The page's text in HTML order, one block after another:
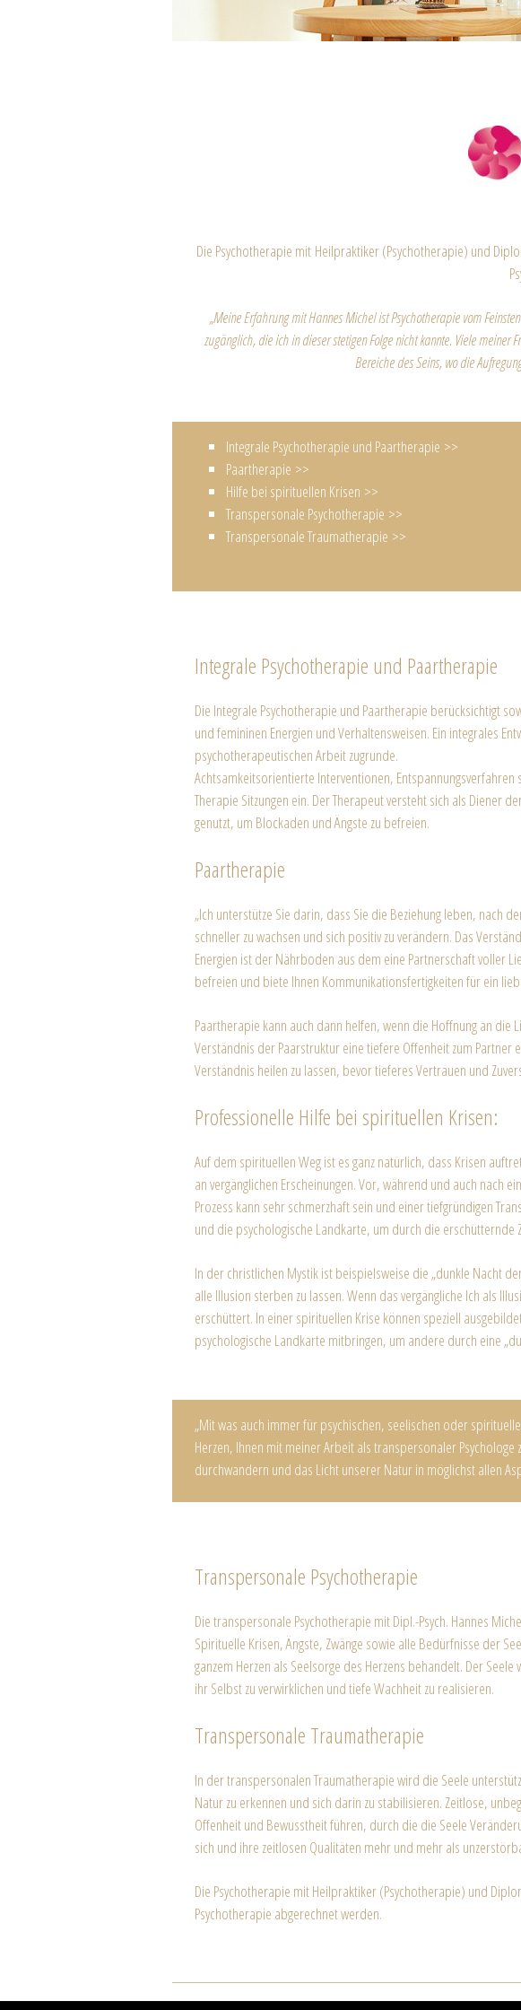
Die Psychotherapie mit Heilpraktiker (Psychotherapie) und
„Meine Erfahrung mit Hannes Michel ist Psychotherapie vom
zugänglich, die ich in dieser stetigen Folge nicht kannte. Viele
Bereiche des Seins, wo die
Integrale Psychotherapie und Paartherapie >>
Paartherapie >>
Hilfe bei spirituellen Krisen >>
Transpersonale Psychotherapie >>
Transpersonale Traumatherapie >>
Integrale Psychotherapie und Paartherapie
Die Integrale Psychotherapie und Paartherapie berücksichtigt
und femininen Energien und Verhaltensweisen. Ein integrales
psychotherapeutischen Arbeit zugrunde.
Achtsamkeitsorientierte Interventionen,
Therapie Sitzungen ein. Der Therapeut versteht sich als Diener
genutzt, um Blockaden und Ängste zu befreien.
Paartherapie
„Ich unterstütze Sie darin, dass Sie die Beziehung leben, nach
schneller zu wachsen und sich positiv zu verändern. Das
Energien ist der Nährboden aus dem eine Partnerschaft voller
befreien und biete Ihnen Kommunikationsfertigkeiten für ein
Paartherapie kann auch dann helfen, wenn die Hoffnung an
Verständnis der Paarstruktur eine tiefere Offenheit zum
Verständnis heilen zu lassen, bevor tieferes Vertrauen und
Professionelle Hilfe bei spirituellen Krisen:
Auf dem spirituellen Weg ist es ganz natürlich, dass Krisen
an vergänglichen Erscheinungen. Vor, während und auch nach
Prozess kann sehr schmerzhaft sein und einer tiefgründigen
und die psychologische Landkarte, um durch die erschütternde
In der christlichen Mystik ist beispielsweise die „dunkle Nacht
alle Illusion sterben zu lassen. Wenn das vergängliche Ich als
erschüttert. In einer spirituellen Krise können speziell
psychologische Landkarte mitbringen, um andere durch eine
„Mit was auch immer für psychischen, seelischen oder
Herzen, Ihnen mit meiner Arbeit als transpersonaler
durchwandern und das Licht unserer Natur in möglichst allen
Transpersonale Psychotherapie
Die transpersonale Psychotherapie mit Dipl.-Psych. Hannes
Spirituelle Krisen, Ängste, Zwänge sowie alle Bedürfnisse der
ganzem Herzen als Seelsorge des Herzens behandelt. Der
ihr Selbst zu verwirklichen und tiefe Wachheit zu realisieren.
Transpersonale Traumatherapie
In der transpersonalen Traumatherapie wird die Seele
Natur zu erkennen und sich darin zu stabilisieren. Zeitlose,
Offenheit und Bewusstheit führen, durch die die Seele
sich und ihre zeitlosen Qualitäten mehr und mehr als
Die Psychotherapie mit Heilpraktiker (Psychotherapie) und
Psychotherapie abgerechnet werden.